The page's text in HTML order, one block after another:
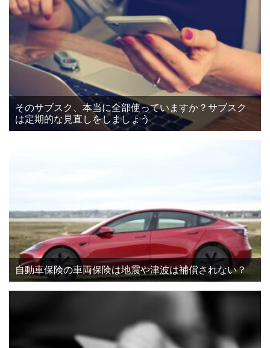
そのサブスク、本当に全部使っていますか？サブスク
は定期的な見直しをしましょう
自動車保険の車両保険は地震や津波は補償されない？